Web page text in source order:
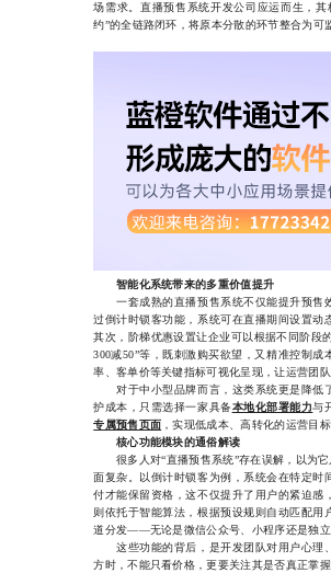
场需求。直播预售系统开发公司应运而生，
约”的全链路闭环，将原本分散的环节整合为
智能化系统带来的多重价值提升
一套成熟的直播预售系统不仅能提升预售
过倒计时锁客功能，系统可在直播期间设置
其次，阶梯优惠设置让企业可以根据不同阶段
300减50”等，既刺激购买欲望，又精准控制
率、客单价等关键指标可视化呈现，让运营团
对于中小型品牌而言，这类系统更是降低
护成本，只需选择一家具备本地化部署能力与
专属预售页面 ，实现低成本、高转化的运营目
核心功能模块的通俗解读
很多人对“直播预售系统”存在误解，以为它
面复杂。以倒计时锁客为例，系统会在特定
付才能保留资格，这不仅提升了用户的紧迫
则依托于智能算法，根据预设规则自动匹配
道分发——无论是微信公众号、小程序还是独
这些功能的背后，是开发团队对用户心理
方时，不能只看价格，更要关注其是否真正掌